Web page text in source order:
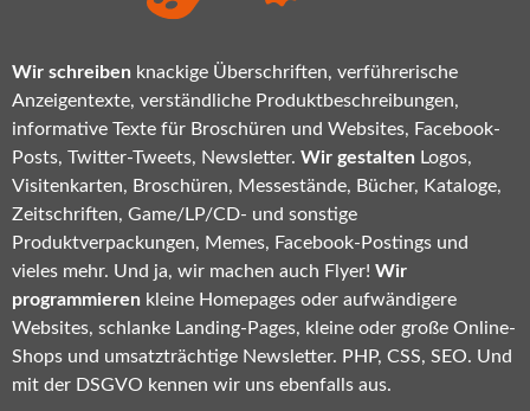
Wir schreiben knackige Überschriften, verführerische
Anzeigentexte, verständliche Produktbeschreibungen,
informative Texte für Broschüren und Websites, Facebook-
Posts, Twitter-Tweets, Newsletter. Wir gestalten Logos,
Visitenkarten, Broschüren, Messestände, Bücher, Kataloge,
Zeitschriften, Game/LP/CD- und sonstige
Produktverpackungen, Memes, Facebook-Postings und
vieles mehr. Und ja, wir machen auch Flyer! Wir
programmieren kleine Homepages oder aufwändigere
Websites, schlanke Landing-Pages, kleine oder große Online-
Shops und umsatzträchtige Newsletter. PHP, CSS, SEO. Und
mit der DSGVO kennen wir uns ebenfalls aus.